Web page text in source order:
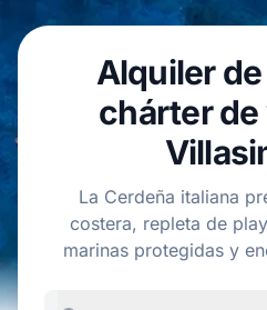
EUR
Español
Polski
Alquiler
chárter de
La Cerdeña italiana
costera, repleta de
marinas protegidas y